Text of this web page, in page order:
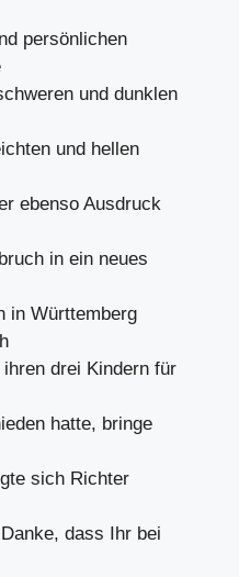
persönlichen
und dunklen
und hellen
ebenso Ausdruck
in ein neues
in Württemberg
drei Kindern für
hatte, bringe
sich Richter
dass Ihr bei